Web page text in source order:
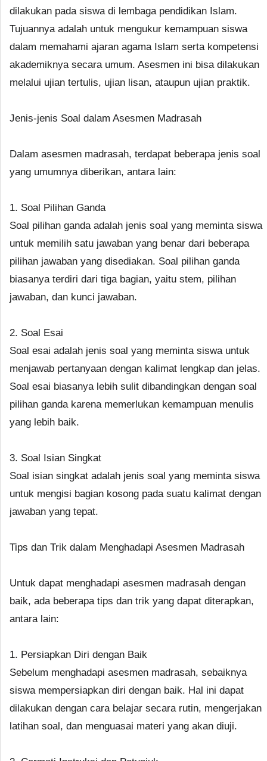
dilakukan pada siswa di lembaga pendidikan Islam.
Tujuannya adalah untuk mengukur kemampuan siswa
dalam memahami ajaran agama Islam serta kompetensi
akademiknya secara umum. Asesmen ini bisa dilakukan
melalui ujian tertulis, ujian lisan, ataupun ujian praktik.
Jenis-jenis Soal dalam Asesmen Madrasah
Dalam asesmen madrasah, terdapat beberapa jenis soal
yang umumnya diberikan, antara lain:
1. Soal Pilihan Ganda
Soal pilihan ganda adalah jenis soal yang meminta siswa
untuk memilih satu jawaban yang benar dari beberapa
pilihan jawaban yang disediakan. Soal pilihan ganda
biasanya terdiri dari tiga bagian, yaitu stem, pilihan
jawaban, dan kunci jawaban.
2. Soal Esai
Soal esai adalah jenis soal yang meminta siswa untuk
menjawab pertanyaan dengan kalimat lengkap dan jelas.
Soal esai biasanya lebih sulit dibandingkan dengan soal
pilihan ganda karena memerlukan kemampuan menulis
yang lebih baik.
3. Soal Isian Singkat
Soal isian singkat adalah jenis soal yang meminta siswa
untuk mengisi bagian kosong pada suatu kalimat dengan
jawaban yang tepat.
Tips dan Trik dalam Menghadapi Asesmen Madrasah
Untuk dapat menghadapi asesmen madrasah dengan
baik, ada beberapa tips dan trik yang dapat diterapkan,
antara lain:
1. Persiapkan Diri dengan Baik
Sebelum menghadapi asesmen madrasah, sebaiknya
siswa mempersiapkan diri dengan baik. Hal ini dapat
dilakukan dengan cara belajar secara rutin, mengerjakan
latihan soal, dan menguasai materi yang akan diuji.